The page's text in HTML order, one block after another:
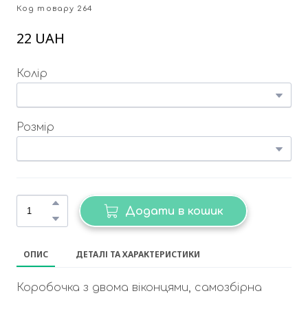
Код товару 264
22 UAH
Колір
Розмір
Додати в кошик
ОПИС ДЕТАЛІ ТА ХАРАКТЕРИСТИКИ
Коробочка з двома віконцями, самозбірна